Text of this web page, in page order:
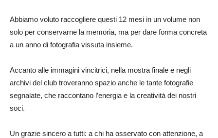
Abbiamo voluto raccogliere questi 12 mesi in un volume non
solo per conservarne la memoria, ma per dare forma concreta
a un anno di fotografia vissuta insieme.
Accanto alle immagini vincitrici, nella mostra finale e negli
archivi del club troveranno spazio anche le tante fotografie
segnalate, che raccontano l’energia e la creatività dei nostri
soci.
Un grazie sincero a tutti: a chi ha osservato con attenzione, a